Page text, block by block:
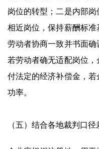
岗位的转型；二是内部
相近岗位，保持薪酬标
劳动者协商一致并书面确
若劳动者确无适配岗位
付法定的经济补偿金，
功率。
（五）结合各地裁判口